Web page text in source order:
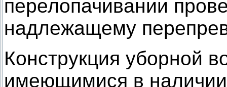
перелопачивании
надлежащему
Конструкция уборной
имеющимися в